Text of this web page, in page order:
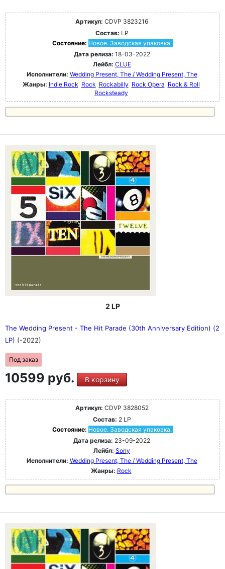
Артикул: CDVP 3823216
Состав: LP
Состояние: Новое. Заводская упаковка.
Дата релиза: 18-03-2022
Лейбл: CLUE
Исполнители: Wedding Present, The / Wedding Present, The
Жанры: Indie Rock Rock Rockabilly Rock Opera Rock & Roll
Rocksteady
2 LP
The Wedding Present - The Hit Parade (30th Anniversary Edition) (2
LP) (-2022)
Под заказ
10599 руб. В корзину
Артикул: CDVP 3828052
Состав: 2 LP
Состояние: Новое. Заводская упаковка.
Дата релиза: 23-09-2022
Лейбл: Sony
Исполнители: Wedding Present, The / Wedding Present, The
Жанры: Rock